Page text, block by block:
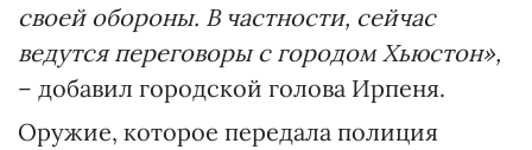
своей обороны. В частности, сейчас
ведутся переговоры с городом Хьюстон»,
– добавил городской голова Ирпеня.
Оружие, которое передала полиция